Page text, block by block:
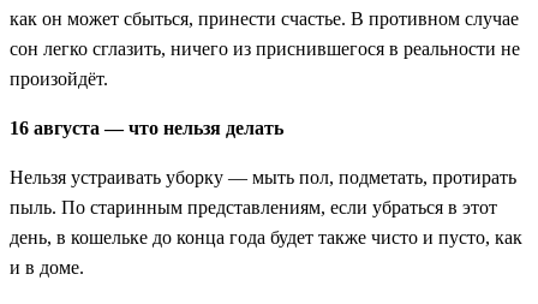
как он может сбыться, принести счастье. В противном случае
сон легко сглазить, ничего из приснившегося в реальности не
произойдёт.
16 августа — что нельзя делать
Нельзя устраивать уборку — мыть пол, подметать, протирать
пыль. По старинным представлениям, если убраться в этот
день, в кошельке до конца года будет также чисто и пусто, как
и в доме.